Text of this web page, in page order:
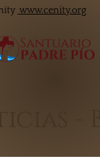
www.cenity.org
-